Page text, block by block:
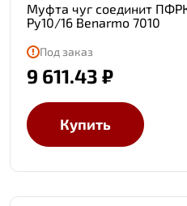
Муфта чуг соединит
Ру10/16 Benarmo 7010
Под заказ
9 611.43 ₽
Купить